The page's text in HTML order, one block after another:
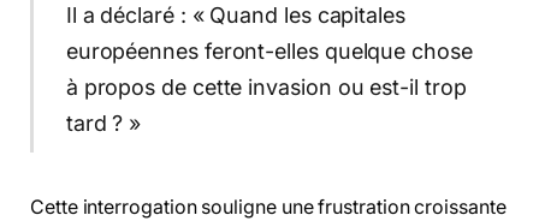
Il a déclaré : « Quand les capitales
européennes feront-elles quelque chose
à propos de cette invasion ou est-il trop
tard ? »
Cette interrogation souligne une frustration croissante